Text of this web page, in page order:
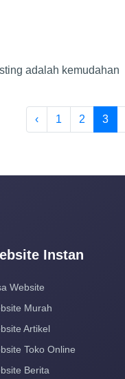
adalah kemudahan
‹ 1 2 3
Instan
Website
Murah
Artikel
Toko Online
Berita